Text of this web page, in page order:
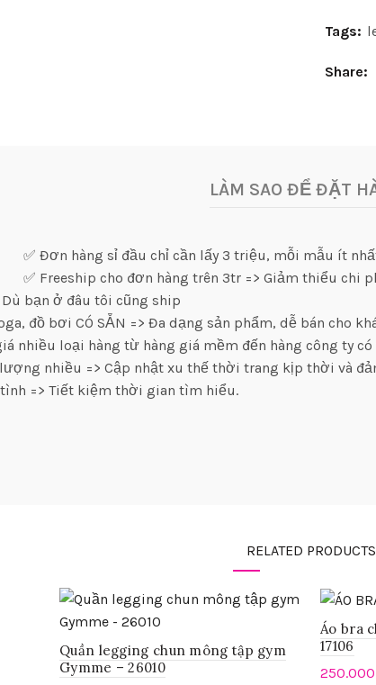
Tags:
Share
LÀM SAO ĐỂ ĐẶT
✅ Đơn hàng sỉ đầu chỉ cần lấy 3 triệu, mỗi mẫu ít
✅ Freeship cho đơn hàng trên 3tr => Giảm thiểu chi
bạn ở đâu tôi cũng ship
đồ bơi CÓ SẴN => Đa dạng sản phẩm, dễ bán cho
nhiều loại hàng từ hàng giá mềm đến hàng công ty
nhiều => Cập nhật xu thế thời trang kịp thời và
=> Tiết kiệm thời gian tìm hiểu.
RELATED PRODUCTS
Quần legging chun mông tập gym
Gymme – 26010
Áo bra
17106
250.000